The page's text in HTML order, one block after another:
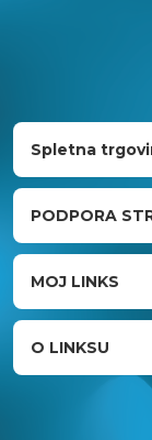
Spletna
PODPORA
MOJ LINKS
O LINKSU